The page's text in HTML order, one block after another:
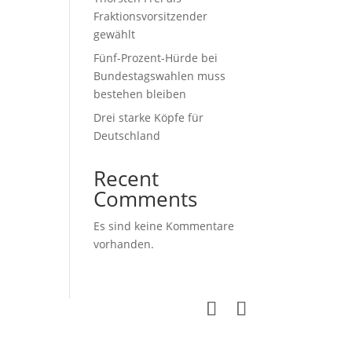
Fraktionsvorsitzender
gewählt
Fünf-Prozent-Hürde bei
Bundestagswahlen muss
bestehen bleiben
Drei starke Köpfe für
Deutschland
Recent
Comments
Es sind keine Kommentare
vorhanden.